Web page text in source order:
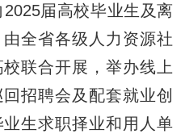
届高校毕业生及离
全省各级人力资源社
联合开展，举办线上
招聘会及配套就业创
生求职择业和用人单